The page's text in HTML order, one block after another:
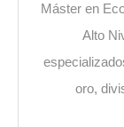
Máster en
Alto
oro,